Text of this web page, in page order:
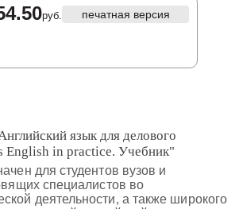
руб. печатная версия
язык для делового
English in practice. Учебник"
для студентов вузов и
специалистов во
деятельности, а также широкого